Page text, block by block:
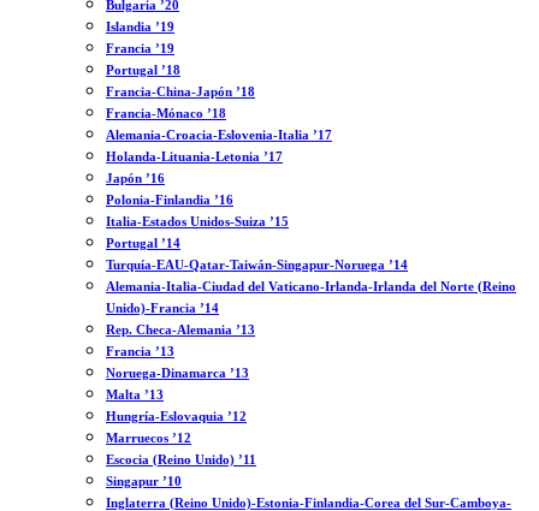
Bulgaria ’20
Islandia ’19
Francia ’19
Portugal ’18
Francia-China-Japón ’18
Francia-Mónaco ’18
Alemania-Croacia-Eslovenia-Italia ’17
Holanda-Lituania-Letonia ’17
Japón ’16
Polonia-Finlandia ’16
Italia-Estados Unidos-Suiza ’15
Portugal ’14
Turquía-EAU-Qatar-Taiwán-Singapur-Noruega ’14
Alemania-Italia-Ciudad del Vaticano-Irlanda-Irlanda del Norte (Reino
Unido)-Francia ’14
Rep. Checa-Alemania ’13
Francia ’13
Noruega-Dinamarca ’13
Malta ’13
Hungría-Eslovaquia ’12
Marruecos ’12
Escocia (Reino Unido) ’11
Singapur ’10
Inglaterra (Reino Unido)-Estonia-Finlandia-Corea del Sur-Camboya-